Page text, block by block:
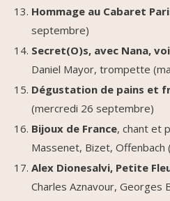
Hommage au Cabaret
septembre)
Secret(O)s, avec Nana,
Daniel Mayor, trompette
Dégustation de pains et
(mercredi 26 septembre)
Bijoux de France, chant et
Massenet, Bizet,
Alex Dionesalvi, Petite
Charles Aznavour, Georges